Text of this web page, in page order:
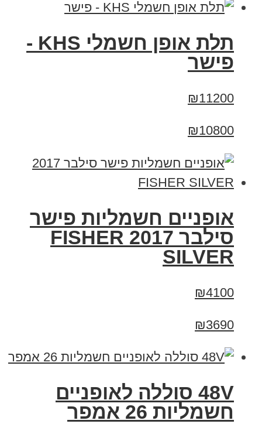
תלת אופן חשמלי KHS -
פישר
₪11200
₪10800
אופניים חשמליות פישר
סילבר 2017 FISHER
SILVER
₪4100
₪3690
48V סוללה לאופניים
חשמליות 26 אמפר